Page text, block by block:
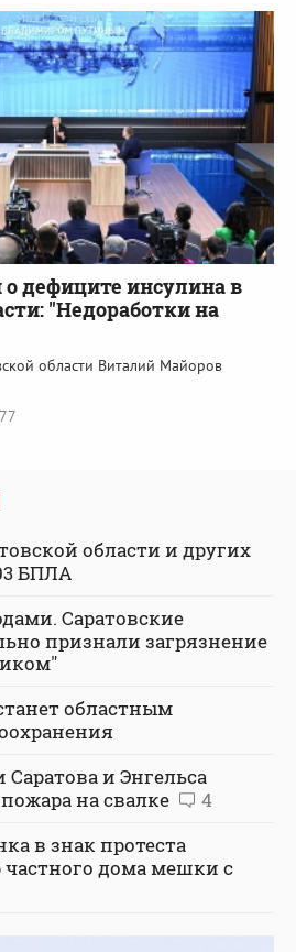
дефиците инсулина в
"Недоработки на
области Виталий Майоров
области и других
БПЛА
Саратовские
признали загрязнение
областным
и Энгельса
на свалке
4
в знак протеста
частного дома мешки с